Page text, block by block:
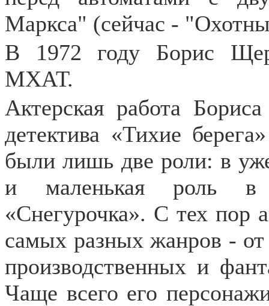
Маркса" (сейчас -
В 1972 году Борис
МХАТ.
Актерская работа
детектива «Тихие
были лишь две роли: в
и маленькая роль в
«Снегурочка». С тех пор
самых разных жанров - от
производственных и
Чаще всего его